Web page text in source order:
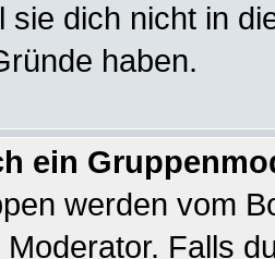
sie dich nicht in
haben.
ein
werden vom
Falls